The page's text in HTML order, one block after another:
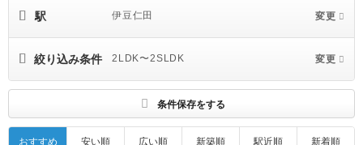
駅 伊豆仁田 変更
絞り込み条件 2LDK〜2SLDK 変更
条件保存をする
おすすめ 安い順 広い順 新築順 駅近順 新着順